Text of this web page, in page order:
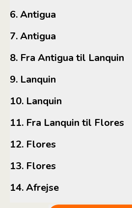
6. Antigua
7. Antigua
8. Fra Antigua til Lanquin
9. Lanquin
10. Lanquin
11. Fra Lanquin til Flores
12. Flores
13. Flores
14. Afrejse